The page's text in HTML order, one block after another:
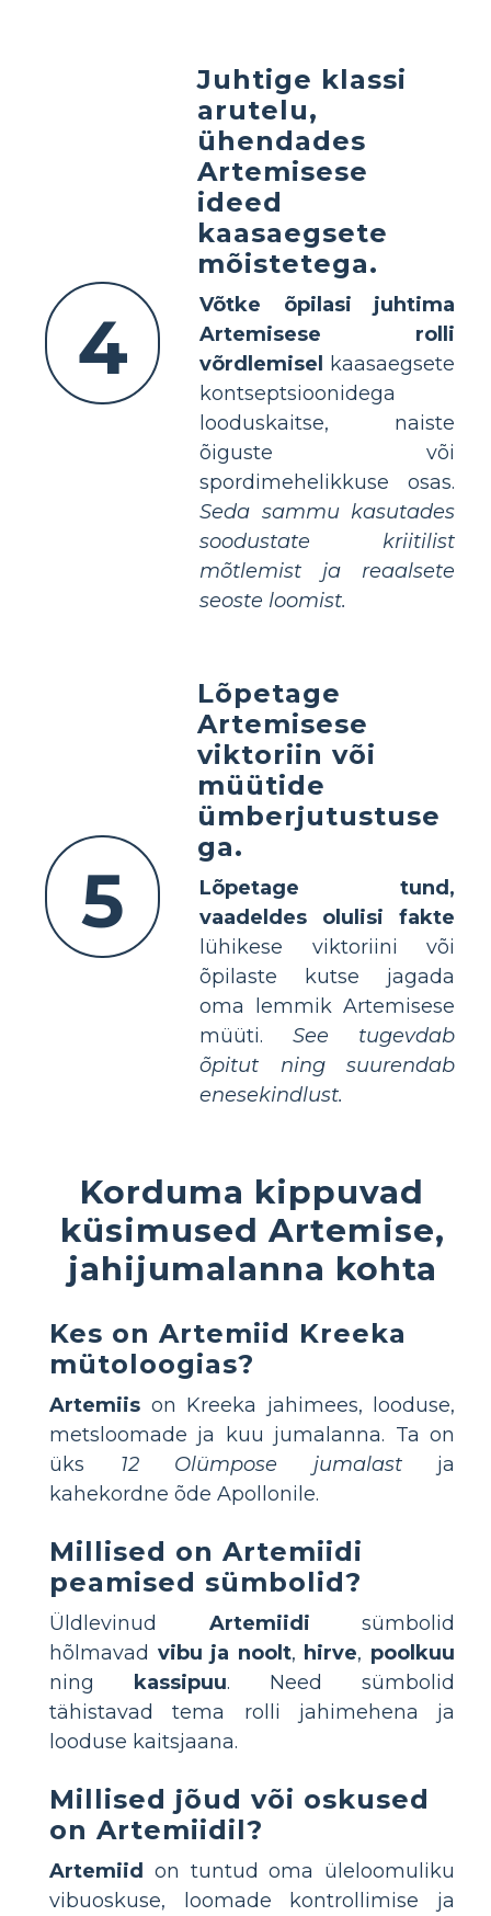
4
Juhtige klassi
arutelu,
ühendades
Artemisese
ideed
kaasaegsete
mõistetega.
Võtke õpilasi juhtima
Artemisese rolli
võrdlemisel
kaasaegsete
kontseptsioonidega
looduskaitse, naiste
õiguste või
spordimehelikkuse osas.
Seda sammu kasutades
soodustate kriitilist
mõtlemist ja reaalsete
seoste loomist.
5
Lõpetage
Artemisese
viktoriin või
müütide
ümberjutustuse
ga.
Lõpetage tund,
vaadeldes olulisi fakte
lühikese viktoriini või
õpilaste kutse jagada
oma lemmik Artemisese
müüti. See tugevdab
õpitut ning suurendab
enesekindlust.
Korduma kippuvad
küsimused Artemise,
jahijumalanna kohta
Kes on Artemiid Kreeka
mütoloogias?
Artemiis on Kreeka jahimees, looduse,
metsloomade ja kuu jumalanna. Ta on
üks 12 Olümpose jumalastja
kahekordne õde Apollonile.
Millised on Artemiidi
peamised sümbolid?
Üldlevinud Artemiidi sümbolid
hõlmavad vibu ja noolt, hirve, poolkuu
ning
kassipuu. Need sümbolid
tähistavad tema rolli jahimehena ja
looduse kaitsjaana.
Millised jõud või oskused
on Artemiidil?
Artemiid
on tuntud oma üleloomuliku
vibuoskuse, loomade kontrollimise ja